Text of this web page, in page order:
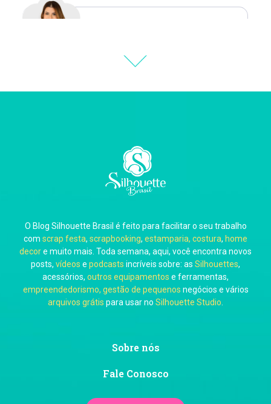
Carla Eschberger
Carol Pessoa
Ju Mirthes
O Blog Silhouette Brasil é feito para facilitar o seu trabalho
com scrap festa, scrapbooking, estamparia, costura, home
decore muito mais. Toda semana, aqui, você encontra novos
posts, vídeos e podcasts incríveis sobre: as Silhouettes,
acessórios, outros equipamentos e ferramentas,
empreendedorismo, gestão de pequenos negócios e vários
arquivos grátis para usar no Silhouette Studio
Sobre nós
Fale Conosco